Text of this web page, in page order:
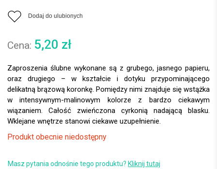
Dodaj do ulubionych
5,20 zł
Zaproszenia ślubne wykonane są z grubego, jasnego papieru,
oraz drugiego – w kształcie i dotyku przypominającego
delikatną brązową koronkę. Pomiędzy nimi znajduje się wstążka
w intensywnym-malinowym kolorze z bardzo ciekawym
wiązaniem. Całość zwieńczona cyrkonią nadającą blasku.
Wklejane wnętrze stanowi ciekawe uzupełnienie.
Produkt obecnie niedostępny
Masz pytania odnośnie tego produktu? Kliknij tutaj